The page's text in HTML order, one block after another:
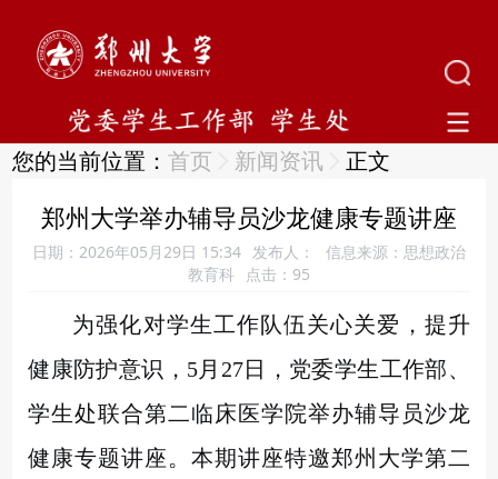
您的当前位置：首页 新闻资讯 正文
郑州大学举办辅导员沙龙健康专题讲座
日期：2026年05月29日 15:34 发布人：
信息来源：思想政治
教育科
点击： 95
为强化对学生工作队伍关心关爱，提升
健康防护意识， 5月27日，党委学生工作部、
学生处联合第二临床医学院举办辅导员沙龙
健康专题讲座。本期讲座特邀郑州大学第二